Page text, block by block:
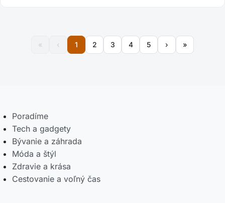
1 2 3 4 5
Poradíme
Tech a gadgety
Bývanie a záhrada
Móda a štýl
Zdravie a krása
Cestovanie a voľný čas